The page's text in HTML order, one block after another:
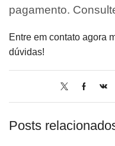
pagamento.
Entre em contato agora
dúvidas!
Posts